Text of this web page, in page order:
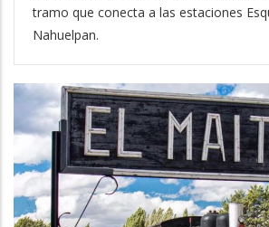
tramo que conecta a las estaciones
Nahuelpan.